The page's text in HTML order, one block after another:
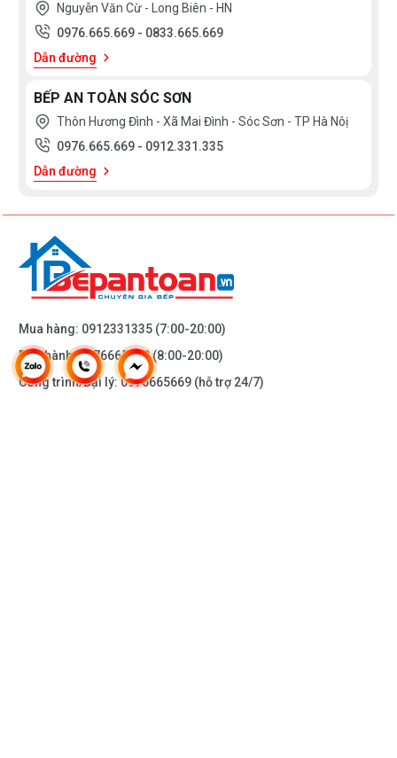
Nguyễn Văn Cừ - Long Biên - HN
0976.665.669 - 0833.665.669
Dẫn đường
BẾP AN TOÀN SÓC SƠN
Thôn Hương Đình - Xã Mai Đình - Sóc Sơn - TP Hà Nôị
0976.665.669 - 0912.331.335
Dẫn đường
Mua hàng: 0912331335 (7:00-20:00)
Bảo hành:0976665669(8:00-20:00)
Công trình/Đại lý:0976665669 (hỗ trợ 24/7)